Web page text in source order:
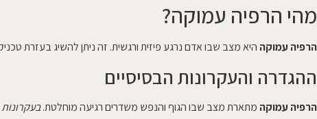
מהי הרפיה עמוקה?
הרפיה עמוקה היא מצב שבו אדם נרגע פיזית ורגשית. זה ניתן להשיג בעזרת
ההגדרה והעקרונות הבסיסיים
הרפיה עמוקה מתארת מצב שבו הגוף והנפש משדרים רגיעה מוחלטת.